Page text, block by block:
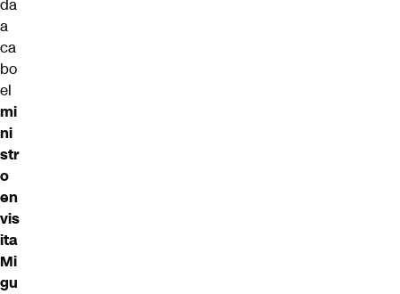
da
a
ca
bo
el
mi
ni
str
o
en
vis
ita
Mi
gu